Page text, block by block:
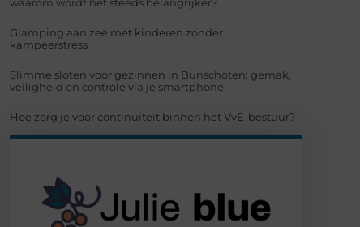
Glamping aan zee met kinderen zonder
kampeerstress
Slimme sloten voor gezinnen in Bunschoten: gemak,
veiligheid en controle via je smartphone
Hoe zorg je voor continuïteit binnen het VvE-bestuur?